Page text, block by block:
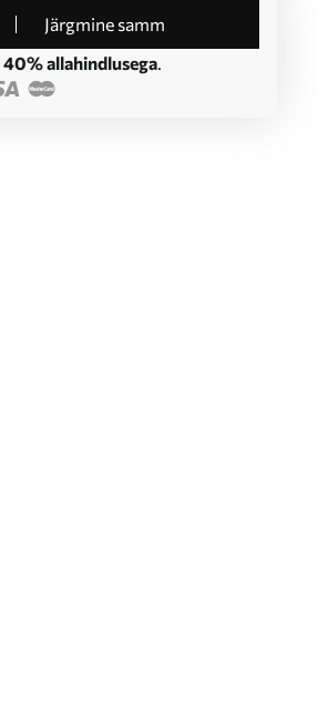
Järgmine samm
40% allahindlusega.